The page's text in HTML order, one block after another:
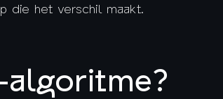
die het verschil maakt.